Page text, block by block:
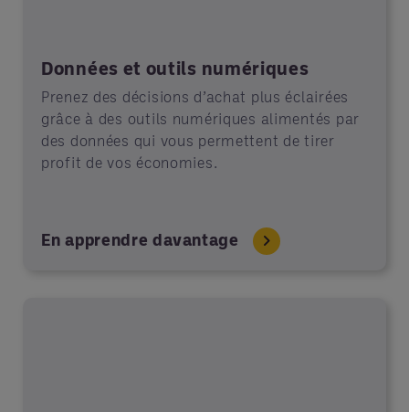
Données et outils numériques
Prenez des décisions d’achat plus éclairées
grâce à des outils numériques alimentés par
des données qui vous permettent de tirer
profit de vos économies.
En apprendre davantage